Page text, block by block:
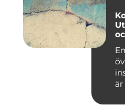
är